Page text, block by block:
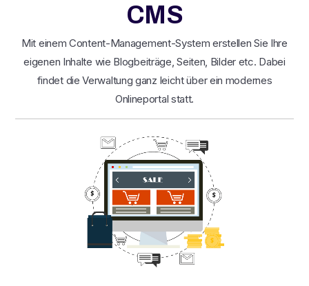
CMS
Mit einem Content-Management-System erstellen Sie Ihre
eigenen Inhalte wie Blogbeiträge, Seiten, Bilder etc. Dabei
findet die Verwaltung ganz leicht über ein modernes
Onlineportal statt.